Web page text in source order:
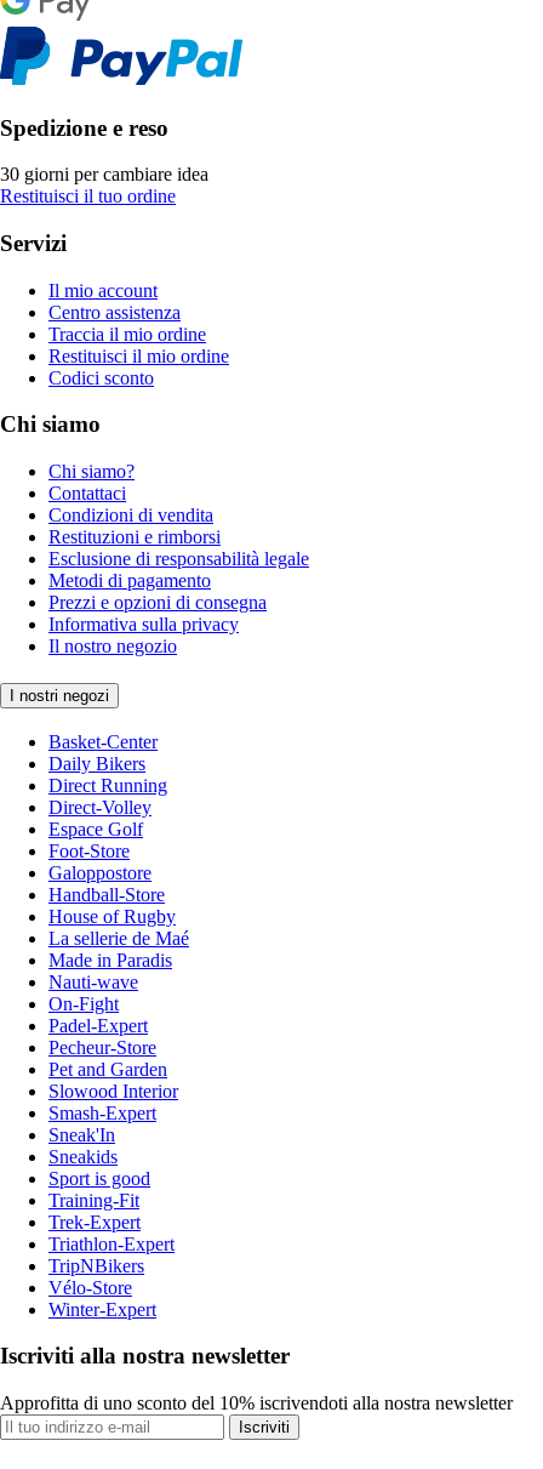
Spedizione e reso
30 giorni per cambiare idea
Restituisci il tuo ordine
Servizi
Il mio account
Centro assistenza
Traccia il mio ordine
Restituisci il mio ordine
Codici sconto
Chi siamo
Chi siamo?
Contattaci
Condizioni di vendita
Restituzioni e rimborsi
Esclusione di responsabilità legale
Metodi di pagamento
Prezzi e opzioni di consegna
Informativa sulla privacy
Il nostro negozio
I nostri negozi
Basket-Center
Daily Bikers
Direct Running
Direct-Volley
Espace Golf
Foot-Store
Galoppostore
Handball-Store
House of Rugby
La sellerie de Maé
Made in Paradis
Nauti-wave
On-Fight
Padel-Expert
Pecheur-Store
Pet and Garden
Slowood Interior
Smash-Expert
Sneak'In
Sneakids
Sport is good
Training-Fit
Trek-Expert
Triathlon-Expert
TripNBikers
Vélo-Store
Winter-Expert
Iscriviti alla nostra newsletter
Approfitta di uno sconto del 10% iscrivendoti alla nostra newsletter
Iscriviti